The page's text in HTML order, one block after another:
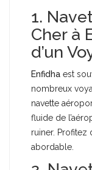
1.
Cher à
d’un
Enfidha est
nombreux
navette
fluide de
ruiner.
abordable.